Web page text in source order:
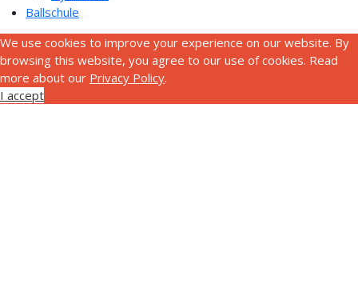
Ballschule
We use cookies to improve your experience on our website. By
browsing this website, you agree to our use of cookies. Read
more about our Privacy Policy.
I accept